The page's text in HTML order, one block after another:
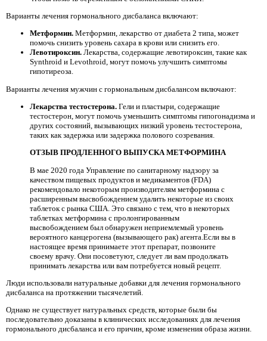
Варианты лечения гормонального дисбаланса включают:
Метформин. Метформин, лекарство от диабета 2 типа, может
помочь снизить уровень сахара в крови или снизить его.
Левотироксин. Лекарства, содержащие левотироксин, такие как
Synthroid и Levothroid, могут помочь улучшить симптомы
гипотиреоза.
Варианты лечения мужчин с гормональным дисбалансом включают:
Лекарства тестостерона. Гели и пластыри, содержащие
тестостерон, могут помочь уменьшить симптомы гипогонадизма и
других состояний, вызывающих низкий уровень тестостерона,
таких как задержка или задержка полового созревания.
ОТЗЫВ ПРОДЛЕННОГО ВЫПУСКА МЕТФОРМИНА
В мае 2020 года Управление по санитарному надзору за
качеством пищевых продуктов и медикаментов (FDA)
рекомендовало некоторым производителям метформина с
расширенным высвобождением удалить некоторые из своих
таблеток с рынка США. Это связано с тем, что в некоторых
таблетках метформина с пролонгированным
высвобождением был обнаружен неприемлемый уровень
вероятного канцерогена (вызывающего рак) агента.Если вы в
настоящее время принимаете этот препарат, позвоните
своему врачу. Они посоветуют, следует ли вам продолжать
принимать лекарства или вам потребуется новый рецепт.
Люди использовали натуральные добавки для лечения гормонального
дисбаланса на протяжении тысячелетий.
Однако не существует натуральных средств, которые были бы
последовательно доказаны в клинических исследованиях для лечения
гормонального дисбаланса и его причин, кроме изменения образа жизни.